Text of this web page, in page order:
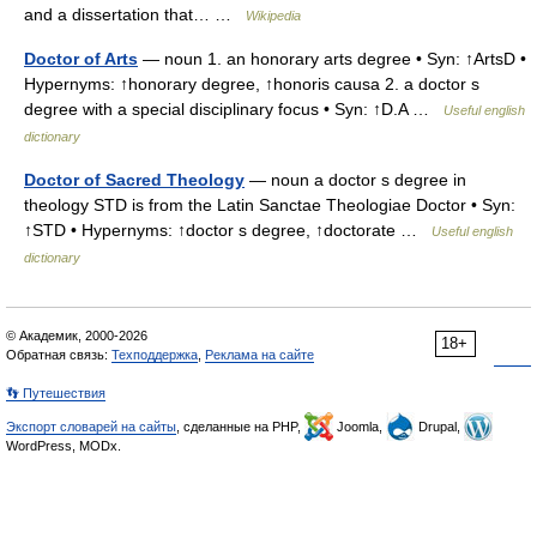
and a dissertation that… …
Wikipedia
Doctor of Arts — noun 1. an honorary arts degree • Syn: ↑ArtsD •
Hypernyms: ↑honorary degree, ↑honoris causa 2. a doctor s
degree with a special disciplinary focus • Syn: ↑D.A …
Useful english
dictionary
Doctor of Sacred Theology — noun a doctor s degree in
theology STD is from the Latin Sanctae Theologiae Doctor • Syn:
↑STD • Hypernyms: ↑doctor s degree, ↑doctorate …
Useful english
dictionary
18+
© Академик, 2000-2026
Обратная связь: Техподдержка Реклама на сайте
👣 Путешествия
Экспорт словарей на сайты , сделанные на PHP, Joomla,
Drupal,
WordPress, MODx.